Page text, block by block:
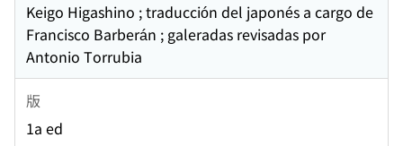
Keigo Higashino ; traducción del japonés a cargo de
Francisco Barberán ; galeradas revisadas por
Antonio Torrubia
版
1a ed